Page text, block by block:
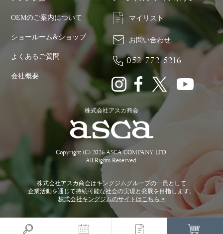
OEMのご案内について
ショールーム&ショップ
よくあるご質問
会社概要
マイリスト
お問い合わせ
052-772-5216
株式会社アスカ商会
Copyright (C) 2026 ASCA COMPANY, LTD.
All Rights Reserved.
株式会社アスカ商会はキングジムグループの一員として
企業活動を通じて持続可能な社会の実現と発展を目指します。
株式会社キングジムのサイトはこちら >